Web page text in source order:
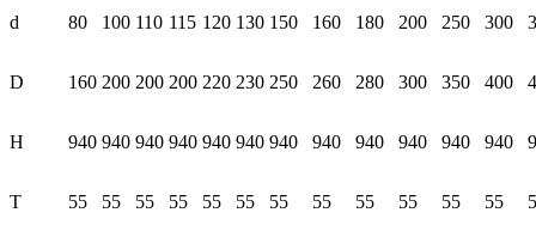
d 80 100 110 115 120 130 150 160 180 200 250 300
D 160 200 200 200 220 230 250 260 280 300 350 400
H 940 940 940 940 940 940 940 940 940 940 940 940
T 55 55 55 55 55 55 55 55 55 55 55 55